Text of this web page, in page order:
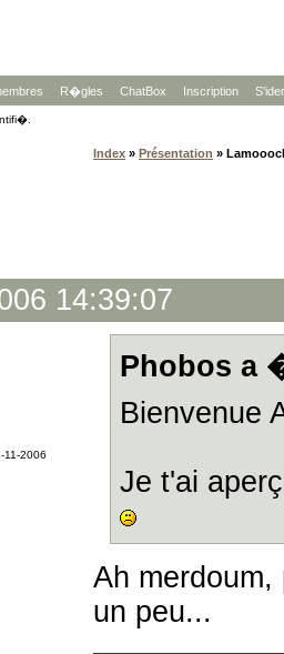
R�gles ChatBox Inscription
Index » Présentation »
14:39:07
11-2006
Phobos a
Bienvenue
Je t'ai
Ah
un peu...